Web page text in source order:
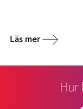
Läs mer
Hur